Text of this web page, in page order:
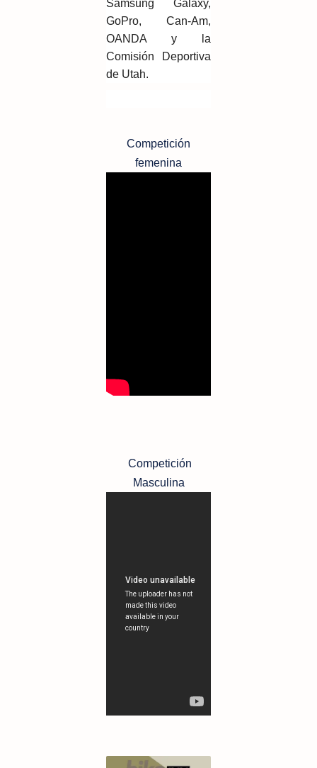
Samsung Galaxy,
GoPro, Can-Am,
OANDA y la
Comisión Deportiva
de Utah.
Competición
femenina
Competición
Masculina